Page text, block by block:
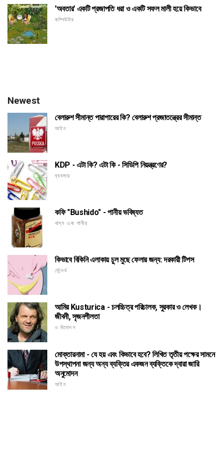
'অবতার' একটি প্রজাপতি ধরা ও একটি সফল মালী হয়ে কিভাবে
কম্পিউটার
Newest
বেলারুশ সীমান্ত পারাপারের কি? বেলারুশ প্রজাতন্ত্রের সীমান্ত
আইন
KDP - এটা কি? এটা কি - সিডিপি নিয়ন্ত্রণের?
ব্যবসায়
কফি "Bushido" - পানীয় ভবিষ্যত
খাদ্য এবং পানীয়
কিভাবে বিকিনি এলাকায় চুল মুছে ফেলার জন্য: দরকারী টিপস
সৌন্দর্য
আমির Kusturica - চলচ্চিত্র পরিচালক, সুরকার ও লেখক।
জীবনী, সৃজনশীলতা
ও বিনোদন
মোক্তারনামা - যে হয় এবং কিভাবে হবে? লিখিত তৃতীয় পক্ষের সামনে
উপস্থাপনা জন্য অন্য ব্যক্তির একজন ব্যক্তিকে দ্বারা জারি
অনুমোদন
আইন